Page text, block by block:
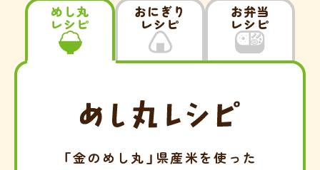
めし丸
レシピ
おにぎり
レシピ
お弁当
レシピ
「金のめし丸」県産米を使った